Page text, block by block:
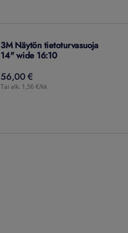
3M Näytön tietoturvasuoja
14" wide 16:10
56,00 €
56,00€
Tai alk. 1,56 €/kk